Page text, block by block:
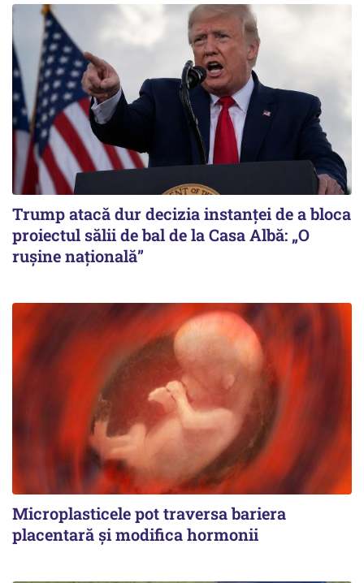
Trump atacă dur decizia instanţei de a bloca
proiectul sălii de bal de la Casa Albă: „O
ruşine naţională”
Microplasticele pot traversa bariera
placentară și modifica hormonii